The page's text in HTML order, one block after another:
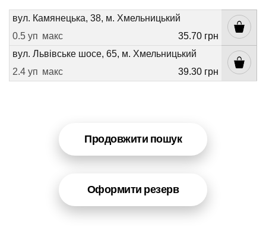
вул. Камянецька, 38, м. Хмельницький
0.5 уп макс
35.70 грн
вул. Львівське шосе, 65, м. Хмельницький
2.4 уп макс 39.30 грн
Продовжити пошук
Оформити резерв